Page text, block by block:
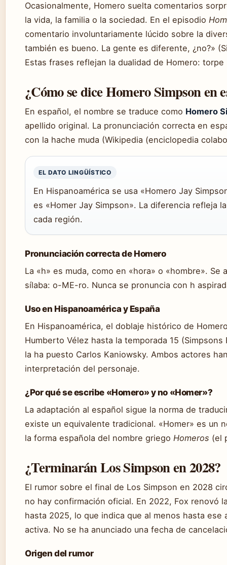
Ocasionalmente, Homero suelta comentarios
la vida, la familia o la sociedad. En el episodio
comentario involuntariamente lúcido sobre la
también es bueno. La gente es diferente, ¿no?»
Estas frases reflejan la dualidad de Homero:
¿Cómo se dice Homero Simpson en
En español, el nombre se traduce como Homero
apellido original. La pronunciación correcta en
con la hache muda (Wikipedia (enciclopedia
EL DATO LINGÜÍSTICO
En Hispanoamérica se usa «Homero Jay
es «Homer Jay Simpson». La diferencia refleja
cada región.
Pronunciación correcta de Homero
La «h» es muda, como en «hora» o «hombre». Se
sílaba: o-ME-ro. Nunca se pronuncia con h
Uso en Hispanoamérica y España
En Hispanoamérica, el doblaje histórico de
Humberto Vélez hasta la temporada 15 (Simpsons
la ha puesto Carlos Kaniowsky. Ambos actores
interpretación del personaje.
¿Por qué se escribe «Homero» y no «Homer»?
La adaptación al español sigue la norma de
existe un equivalente tradicional. «Homer» es un
la forma española del nombre griego Homeros (el
¿Terminarán Los Simpson en 2028?
El rumor sobre el final de Los Simpson en 2028
no hay confirmación oficial. En 2022, Fox renovó
hasta 2025, lo que indica que al menos hasta ese
activa. No se ha anunciado una fecha de
Origen del rumor